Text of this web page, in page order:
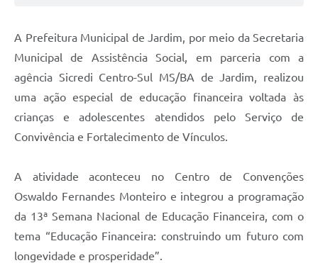
A Prefeitura Municipal de Jardim, por meio da Secretaria
Municipal de Assistência Social, em parceria com a
agência Sicredi Centro-Sul MS/BA de Jardim, realizou
uma ação especial de educação financeira voltada às
crianças e adolescentes atendidos pelo Serviço de
Convivência e Fortalecimento de Vínculos.
A atividade aconteceu no Centro de Convenções
Oswaldo Fernandes Monteiro e integrou a programação
da 13ª Semana Nacional de Educação Financeira, com o
tema “Educação Financeira: construindo um futuro com
longevidade e prosperidade”.